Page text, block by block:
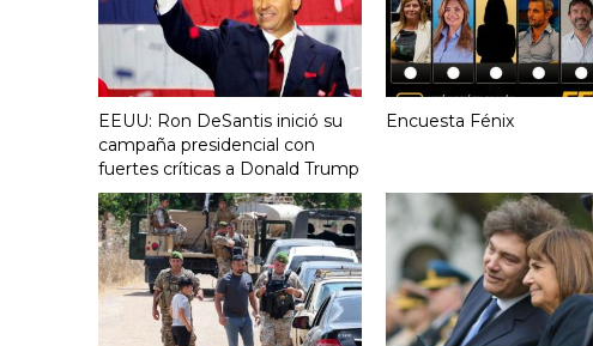
EEUU: Ron DeSantis inició su
campaña presidencial con
fuertes críticas a Donald Trump
Encuesta Fénix